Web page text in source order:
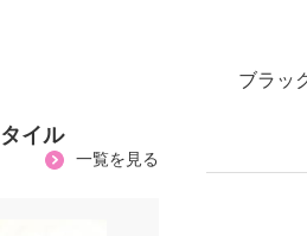
イル
一覧を見る
ブラッ